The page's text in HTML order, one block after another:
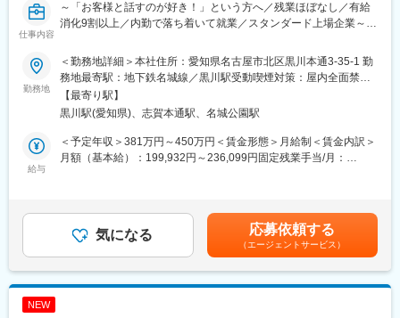
本社でティアについて学んでいただいた後、配属先にてロープ
レ・トークスクリプトを用いたOJTを実施致します。すぐにお電
※本社研修をする初めの1 か月間は 9:00～17:45、その後課内研修
の 2 か月間は 8:30～17:15勤務となります。
■組織構成：
1名（男性）その他正社員19名、パート1名、派遣11名の合計35名
で構成されています。※平均年齢36.2歳
す。社長自身がアルバイトとして葬儀業界に飛び込み、さまざま
な慣習に疑問を感じ、自ら起業、上場企業へと育てました。葬儀
価格を適正価格で開示、スタッフはささやかな気配りを徹底して
・少子高齢化がますます進む中、葬祭業界は堅調な推移を維持す
仕事内容
～「お客様と話すのが好き！」という方へ／残業ほぼなし／有給
消化9割以上／内勤で落ち着いて就業／スタンダード上場企業～
■業務概要：
当社コールセンターにて、お客様からのお問合せ対応（受電が中
心）と、それに付随するPC作業をお任せします。
▼主なお問合せ
・ご葬儀のご依頼や供花などの商品のご注文
・会館までの道案内
・ティアが行うイベントやサービスの内容…等
■当ポジションの魅力：
・お困りのお客様から「ティアさんにお願いしてよかった」と心
勤務地
＜勤務地詳細＞本社住所：愛知県名古屋市北区黒川本通3-35-1 勤
務地最寄駅：地下鉄名城線／黒川駅受動喫煙対策：屋内全面禁煙
変更の範囲：会社の定める事業所
【最寄り駅】
黒川駅(愛知県)、志賀本通駅、名城公園駅
給与
＜予定年収＞381万円～450万円＜賃金形態＞月給制＜賃金内訳＞
月額（基本給）：199,932円～236,099円固定残業手当/月：
調整のため調整手当あり賃金はあくまでも目安の金額であり、選
考を通じて上下する可能性があります。月給(月額)は固定手当を含
めた表記です。
気になる 応募依頼する
（エージェントサービス）
NEW